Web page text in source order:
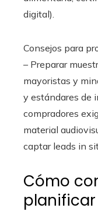
digital).
Consejos para
– Preparar
mayoristas y
y estándares de
compradores
material
captar leads in
Cómo